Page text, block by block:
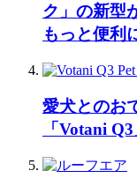
ク」の新型
もっと便利
愛犬とのお
「Votani